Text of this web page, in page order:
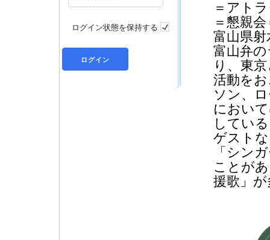
＝アト
＝懇親
富山県射
富山弁
り、東
活動を
ソン、
におい
してい
ゲスト
「シン
ことが
援歌」
ログイン状態を保持する